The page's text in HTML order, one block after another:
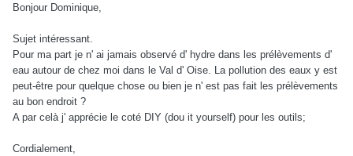
Bonjour Dominique,
Sujet intéressant.
Pour ma part je n' ai jamais observé d' hydre dans les prélèvements d'
eau autour de chez moi dans le Val d' Oise. La pollution des eaux y est
peut-être pour quelque chose ou bien je n' est pas fait les prélèvements
au bon endroit ?
A par celà j' apprécie le coté DIY (dou it yourself) pour les outils;
Cordialement,